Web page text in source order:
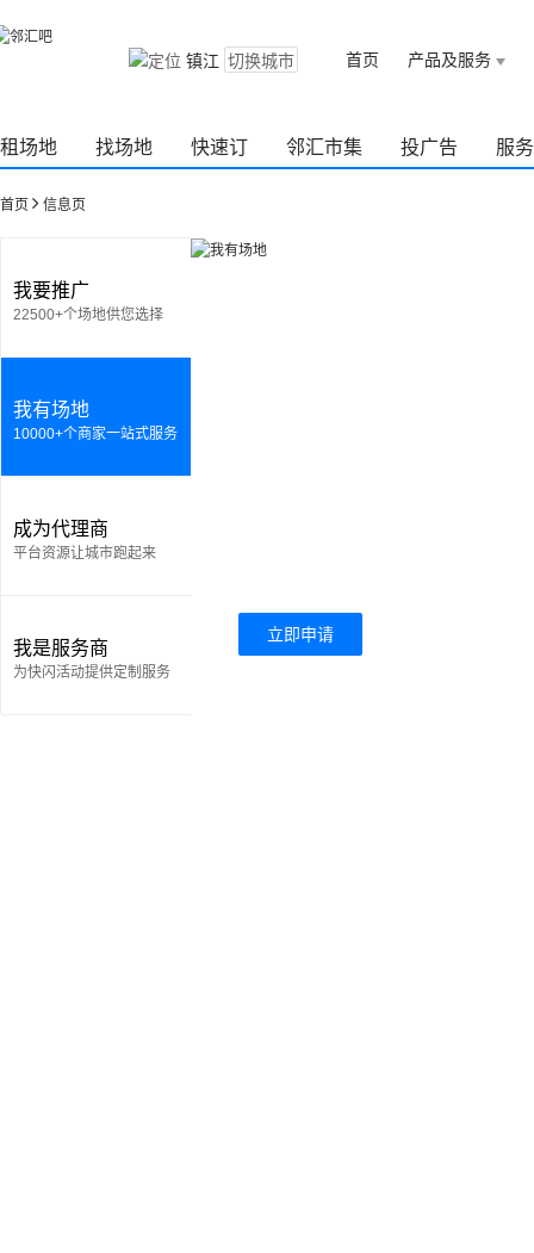
镇江 切换城市 首页 产品及服务
租场地 找场地 快速订 邻汇市集 投广告 服
首页 信息页
我要推广
22500+个场地供您选择
我有场地
10000+个商家一站式服务
成为代理商
平台资源让城市跑起来
我是服务商
为快闪活动提供定制服务
立即申请